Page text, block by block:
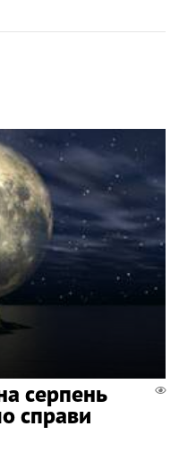
серпень
справи